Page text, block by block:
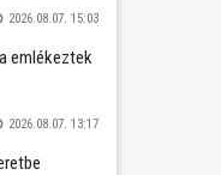
2026.08.07. 15:03
emlékeztek
2026.08.07. 13:17